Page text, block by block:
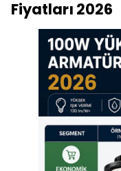
Fiyatları 2026